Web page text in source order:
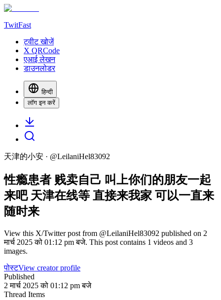
TwitFast
ट्वीट खोजें
X QRCode
एआई लेखन
डाउनलोडर
हिन्दी
लॉग इन करें
天津的小安 · @LeilaniHel83092
性瘾患者 贱卖自己 叫上你们的朋友一起
来吧 天津在线等 直接来我家 可以一直来
随时来
View this X/Twitter post from @LeilaniHel83092 published on 2
मार्च 2025 को 01:12 pm बजे. This post contains 1 videos and 3
images.
पोस्टView creator profile
Published
2 मार्च 2025 को 01:12 pm बजे
Thread Items